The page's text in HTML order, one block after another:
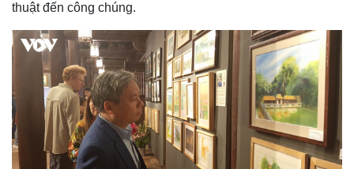
thuật đến công chúng.